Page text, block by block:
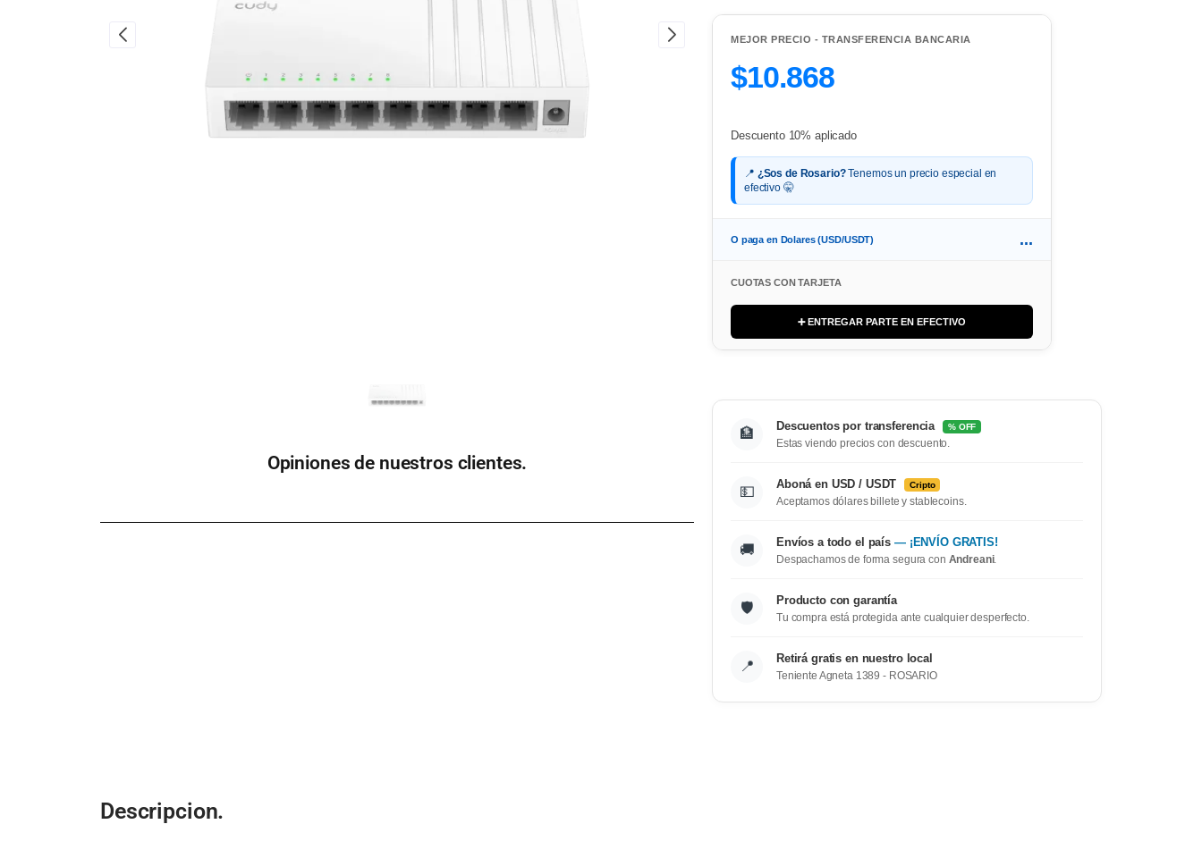
Opiniones de nuestros clientes.
MEJOR PRECIO - TRANSFERENCIA BANCARIA
$10.868
Descuento 10% aplicado
📍 ¿Sos de Rosario?Tenemos un precio especial en
efectivo 🤫
O paga en Dolares (USD/USDT) ...
CUOTAS CON TARJETA
➕ ENTREGAR PARTE EN EFECTIVO
🏦 Descuentos por transferencia % OFF
Estas viendo precios con descuento.
💵 Aboná en USD / USDT Cripto
Aceptamos dólares billete y stablecoins.
🚚 Envíos a todo el país — ¡ENVÍO GRATIS!
Despachamos de forma segura con Andreani.
🛡️ Producto con garantía
Tu compra está protegida ante cualquier desperfecto.
📍 Retirá gratis en nuestro local
Teniente Agneta 1389 - ROSARIO
Descripcion.